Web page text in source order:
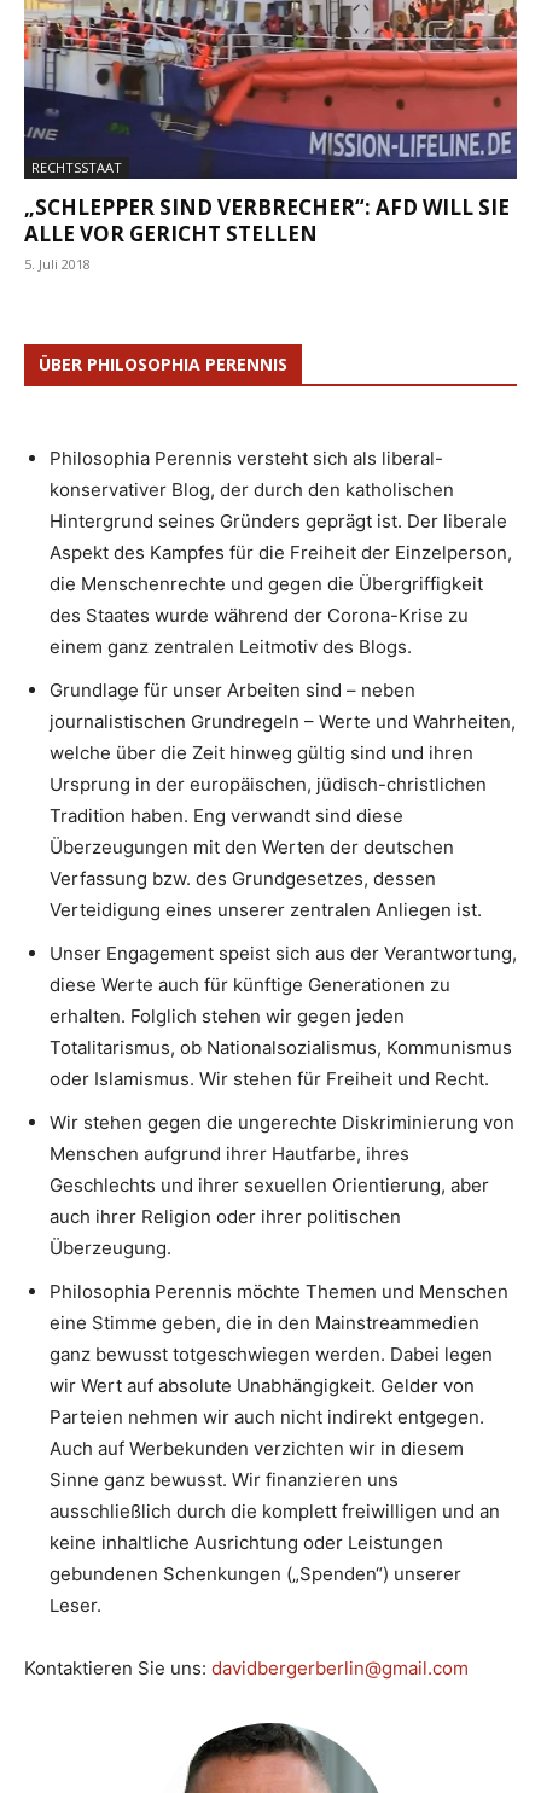
RECHTSSTAAT
„SCHLEPPER SIND VERBRECHER“: AFD WILL SIE
ALLE VOR GERICHT STELLEN
5. Juli 2018
ÜBER PHILOSOPHIA PERENNIS
Philosophia Perennis versteht sich als liberal-
konservativer Blog, der durch den katholischen
Hintergrund seines Gründers geprägt ist. Der liberale
Aspekt des Kampfes für die Freiheit der Einzelperson,
die Menschenrechte und gegen die Übergriffigkeit
des Staates wurde während der Corona-Krise zu
einem ganz zentralen Leitmotiv des Blogs.
Grundlage für unser Arbeiten sind – neben
journalistischen Grundregeln – Werte und Wahrheiten,
welche über die Zeit hinweg gültig sind und ihren
Ursprung in der europäischen, jüdisch-christlichen
Tradition haben. Eng verwandt sind diese
Überzeugungen mit den Werten der deutschen
Verfassung bzw. des Grundgesetzes, dessen
Verteidigung eines unserer zentralen Anliegen ist.
Unser Engagement speist sich aus der Verantwortung,
diese Werte auch für künftige Generationen zu
erhalten. Folglich stehen wir gegen jeden
Totalitarismus, ob Nationalsozialismus, Kommunismus
oder Islamismus. Wir stehen für Freiheit und Recht.
Wir stehen gegen die ungerechte Diskriminierung von
Menschen aufgrund ihrer Hautfarbe, ihres
Geschlechts und ihrer sexuellen Orientierung, aber
auch ihrer Religion oder ihrer politischen
Überzeugung.
Philosophia Perennis möchte Themen und Menschen
eine Stimme geben, die in den Mainstreammedien
ganz bewusst totgeschwiegen werden. Dabei legen
wir Wert auf absolute Unabhängigkeit. Gelder von
Parteien nehmen wir auch nicht indirekt entgegen.
Auch auf Werbekunden verzichten wir in diesem
Sinne ganz bewusst. Wir finanzieren uns
ausschließlich durch die komplett freiwilligen und an
keine inhaltliche Ausrichtung oder Leistungen
gebundenen Schenkungen („Spenden“) unserer
Leser.
Kontaktieren Sie uns: davidbergerberlin@gmail.com